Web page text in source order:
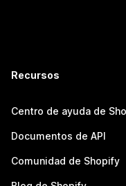
Recursos
Centro de ayuda de
Documentos de API
Comunidad de Shopify